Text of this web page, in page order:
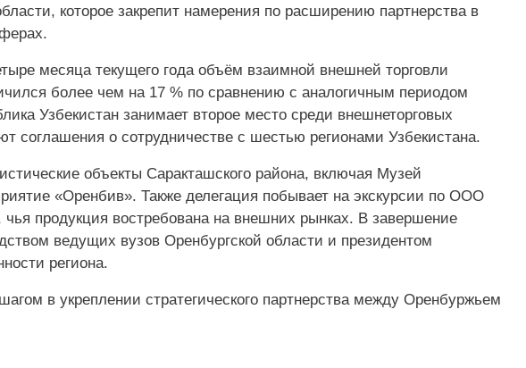
которое закрепит намерения по расширению партнерства в
месяца текущего года объём взаимной внешней торговли
более чем на 17 % по сравнению с аналогичным периодом
Узбекистан занимает второе место среди внешнеторговых
соглашения о сотрудничестве с шестью регионами Узбекистана.
объекты Саракташского района, включая Музей
«Оренбив». Также делегация побывает на экскурсии по ООО
чья продукция востребована на внешних рынках. В завершение
ведущих вузов Оренбургской области и президентом
региона.
в укреплении стратегического партнерства между Оренбуржьем